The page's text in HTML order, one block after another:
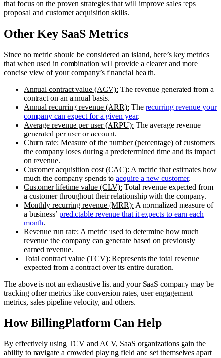
that focus on the proven strategies that will improve sales reps
proposal and customer acquisition skills.
Other Key SaaS Metrics
Since no metric should be considered an island, here’s key metrics
that when used in combination will provide a clearer and more
concise view of your company’s financial health.
Annual contract value (ACV): The revenue generated from a
contract on an annual basis.
Annual recurring revenue (ARR): The recurring revenue your
company can expect for a given year.
Average revenue per user (ARPU): The average revenue
generated per user or account.
Churn rate: Measure of the number (percentage) of customers
the company loses during a predetermined time and its impact
on revenue.
Customer acquisition cost (CAC): A metric that estimates how
much the company spends to acquire a new customer.
Customer lifetime value (CLV): Total revenue expected from
a customer throughout their relationship with the company.
Monthly recurring revenue (MRR): A normalized measure of
a business’ predictable revenue that it expects to earn each
month.
Revenue run rate: A metric used to determine how much
revenue the company can generate based on previously
earned revenue.
Total contract value (TCV): Represents the total revenue
expected from a contract over its entire duration.
The above is not an exhaustive list and your SaaS company may be
tracking other metrics like conversion rates, user engagement
metrics, sales pipeline velocity, and others.
How BillingPlatform Can Help
By effectively using TCV and ACV, SaaS organizations gain the
ability to navigate a crowded playing field and set themselves apart